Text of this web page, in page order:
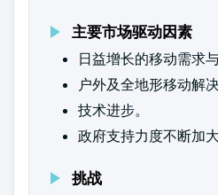
主要市场驱动因素
日益增长的移动需求
户外及全地形移动解
技术进步。
政府支持力度不断加大
挑战